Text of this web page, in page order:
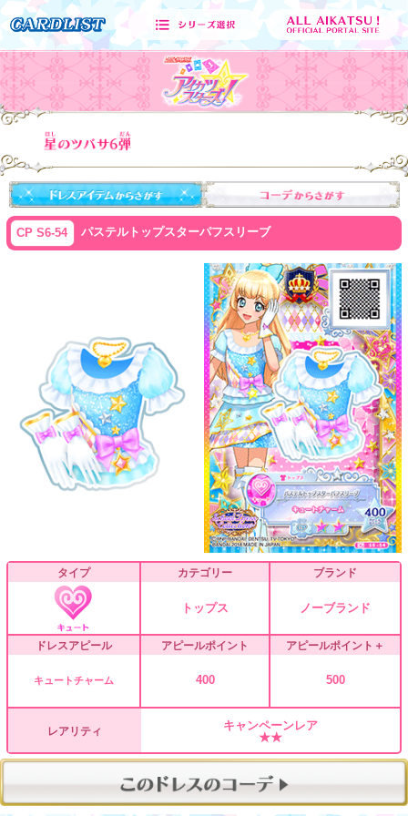
CP S6-54 パステルトップスターパフスリーブ
タイプ カテゴリー
トップス
ブランド
ノーブランド
ドレスアピール
キュートチャーム
アピールポイント
400
アピールポイント＋
500
レアリティ
キャンペーンレア
★★